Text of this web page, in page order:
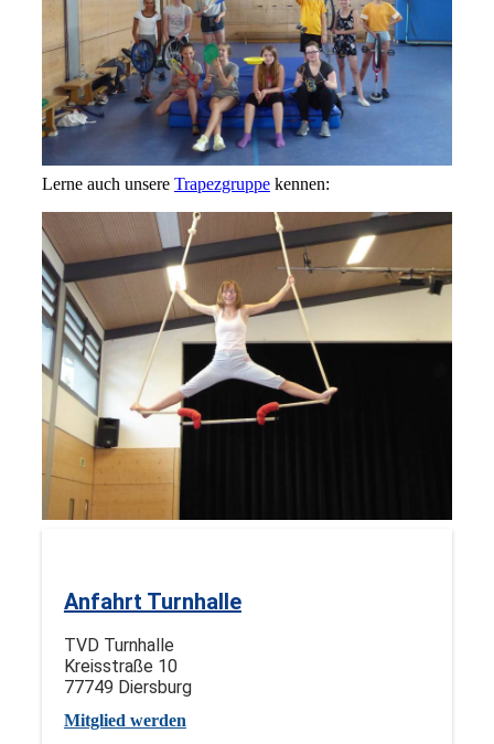
Lerne auch unsere Trapezgruppekennen:
Anfahrt Turnhalle
TVD Turnhalle
Kreisstraße 10
77749 Diersburg
Mitglied werden